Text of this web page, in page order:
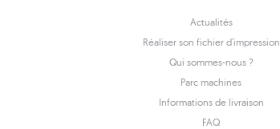
Actualités
Réaliser son fichier d'impression
Qui sommes-nous ?
Parc machines
Informations de livraison
FAQ